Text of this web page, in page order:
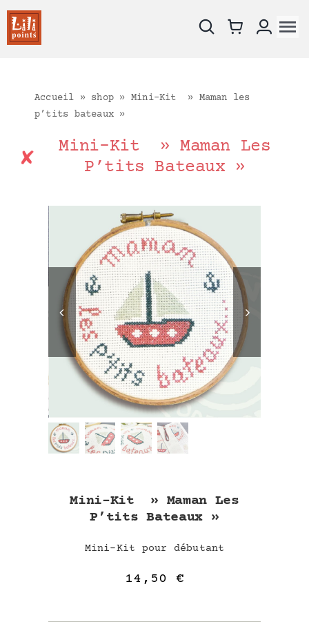
Skip
to
content
Les fiches
Supports à broder
Catalogue
Accueil » shop » Mini-Kit » Maman les
p’tits bateaux »
Mini-Kit » Maman Les
P’tits Bateaux »
Mini-Kit » Maman Les
P’tits Bateaux »
Mini-Kit pour débutant
14,50 €